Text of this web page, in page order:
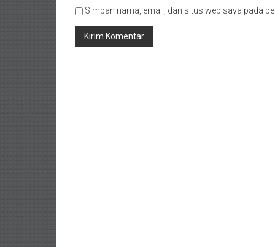
Simpan nama, email, dan situs web saya pada